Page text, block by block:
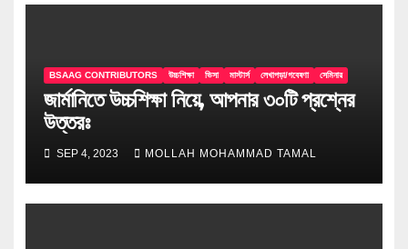
BSAAG CONTRIBUTORS উচ্চশিক্ষা ভিসা মাস্টার্স লেখাপড়া/গবেষণা সেমিনার
জার্মানিতে উচ্চশিক্ষা নিয়ে, আপনার ৩০টি প্রশ্নের
উত্তরঃ
SEP 4, 2023 MOLLAH MOHAMMAD TAMAL